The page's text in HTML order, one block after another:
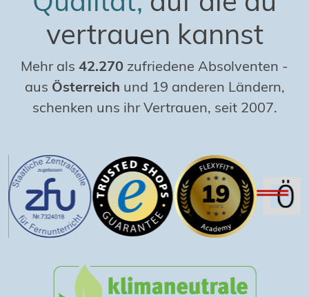
vertrauen kannst
Mehr als 42.270 zufriedene Absolventen -
aus Österreich und 19 anderen Ländern,
schenken uns ihr Vertrauen, seit 2007.